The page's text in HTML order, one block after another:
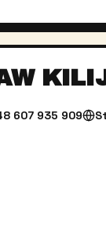
607 935 909